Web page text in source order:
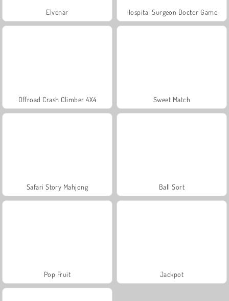
Elvenar Hospital Surgeon Doctor Game
Offroad Crash Climber 4X4 Sweet Match
Safari Story Mahjong Ball Sort
Pop Fruit Jackpot